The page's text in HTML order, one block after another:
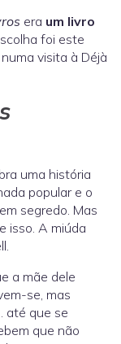
era um livro
foi este
visita à Déjà
uma história
popular e o
segredo. Mas
isso. A miúda
a mãe dele
se, mas
até que se
que não